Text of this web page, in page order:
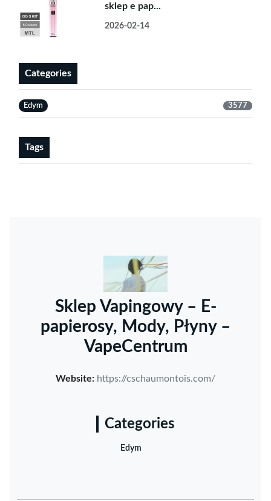
sklep e pap...
2026-02-14
Categories
Edym 3577
Tags
Sklep Vapingowy – E-
papierosy, Mody, Płyny –
VapeCentrum
Website: https://cschaumontois.com/
Categories
Edym